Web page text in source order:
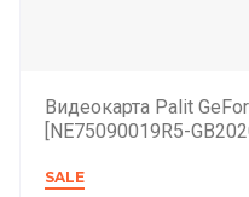
Видеокарта Palit
[NE75090019R5-
SALE